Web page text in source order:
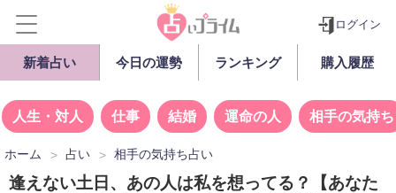
ログイン
新着占い 今日の運勢 ランキング 購入履歴
人生・対人 仕事 結婚 運命の人 相手の気持ち
ホーム 占い 相手の気持ち占い
逢えない土日、あの人は私を想ってる？【あなた